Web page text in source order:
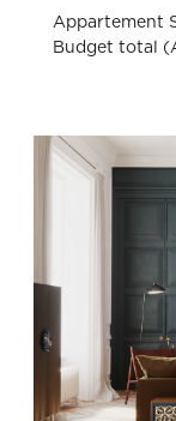
Appartement
Budget total